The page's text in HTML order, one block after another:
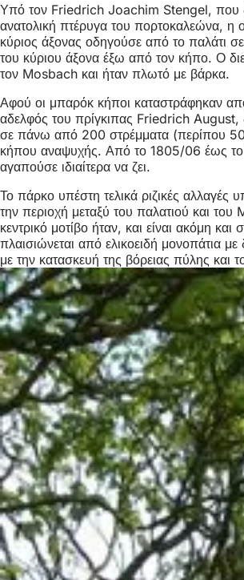
Υπό τον Friedrich Joachim Stengel, που
ανατολική πτέρυγα του πορτοκαλεώνα, η
κύριος άξονας οδηγούσε από το παλάτι
του κύριου άξονα έξω από τον κήπο. Ο
τον Mosbach και ήταν πλωτό με βάρκα.
Αφού οι μπαρόκ κήποι καταστράφηκαν
αδελφός του πρίγκιπας Friedrich August,
σε πάνω από 200 στρέμματα (περίπου 50
κήπου αναψυχής. Από το 1805/06 έως το
αγαπούσε ιδιαίτερα να ζει.
Το πάρκο υπέστη τελικά ριζικές
την περιοχή μεταξύ του παλατιού και
κεντρικό μοτίβο ήταν, και είναι ακόμη
πλαισιώνεται από ελικοειδή
με την κατασκευή της βόρειας πύλης